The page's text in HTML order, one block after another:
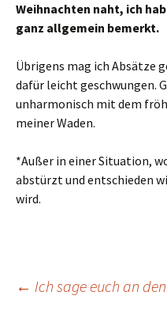
Weihnachten naht, ich
ganz allgemein bemerkt.
Übrigens mag ich Absätze
dafür leicht geschwungen.
unharmonisch mit dem
meiner Waden.
*Außer in einer Situation,
abstürzt und entschieden
wird.
← Ich sage euch an